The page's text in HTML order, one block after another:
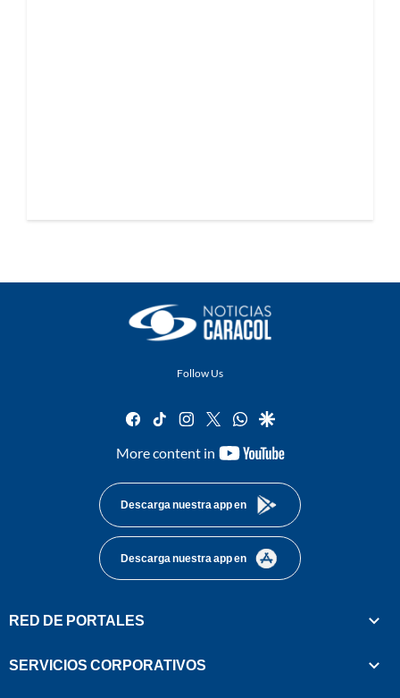
Follow Us
facebook
tiktok instagram
twitterwhatsapp
google
More content in
youtube-
Descarga nuestra app en
Descarga nuestra app en
RED DE PORTALES
SERVICIOS CORPORATIVOS